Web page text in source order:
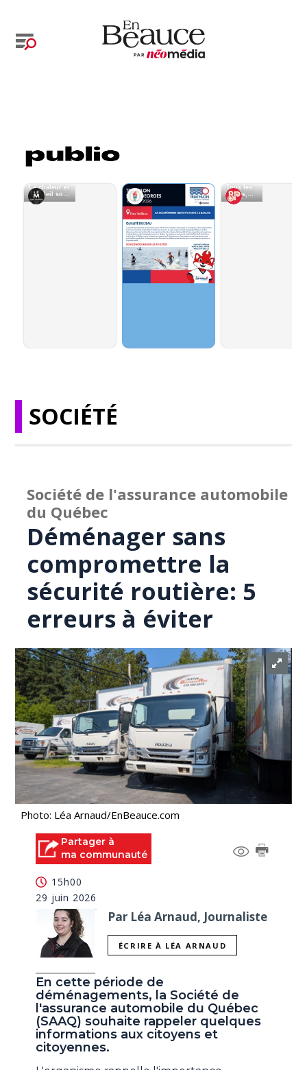
SOCIÉTÉ
Société de l'assurance automobile
du Québec
Déménager sans
compromettre la
sécurité routière: 5
erreurs à éviter
Photo: Léa Arnaud/EnBeauce.com
Partager à
ma communauté
15h00
29 juin 2026
Par Léa Arnaud, Journaliste
ÉCRIRE À LÉA ARNAUD
En cette période de
déménagements, la Société de
l'assurance automobile du Québec
(SAAQ) souhaite rappeler quelques
informations aux citoyens et
citoyennes.